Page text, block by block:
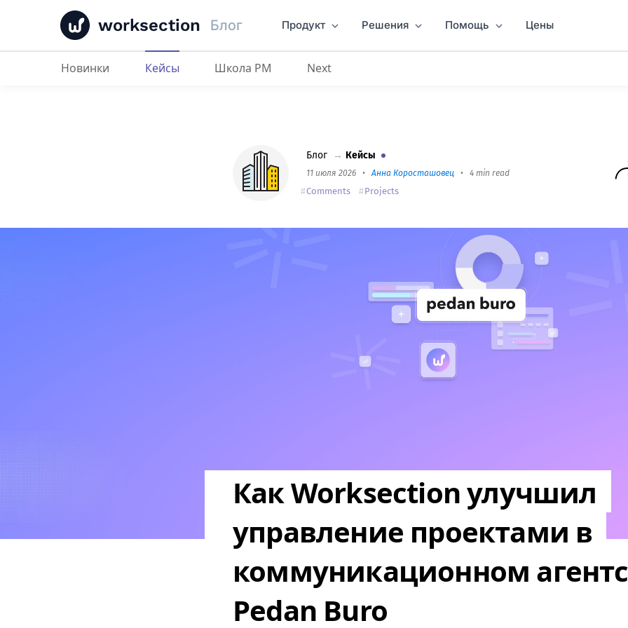
worksection Блог Продукт Решения Помощь Цены
Как Worksection улучшил управление проектами в коммуникационном агентстве
Новинки Кейсы Школа PM Next
Блог → Кейсы
11 июля 2026 •Анна Коросташовец • 4 min read
Comments Projects
Как Worksection улучшил
управление проектами в
коммуникационном
Pedan Buro